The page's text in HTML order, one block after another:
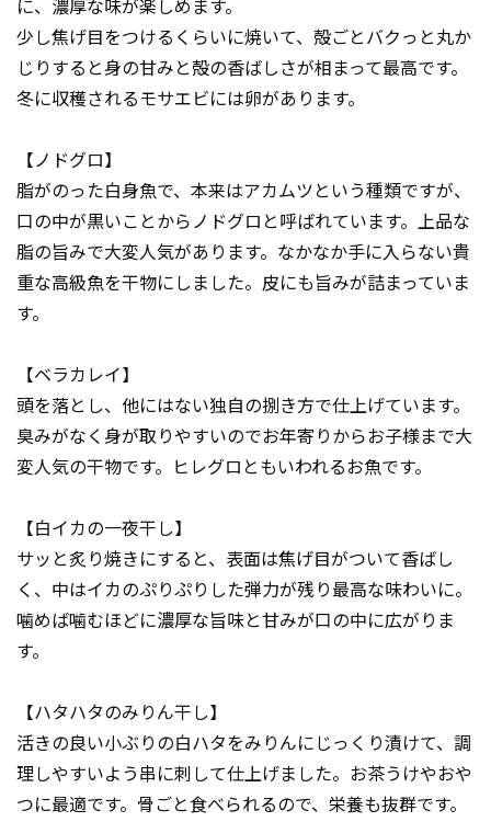
に、濃厚な味が楽しめます。
少し焦げ目をつけるくらいに焼いて、殻ごとバクっと丸か
じりすると身の甘みと殻の香ばしさが相まって最高です。
冬に収穫されるモサエビには卵があります。
【ノドグロ】
脂がのった白身魚で、本来はアカムツという種類ですが、
口の中が黒いことからノドグロと呼ばれています。上品な
脂の旨みで大変人気があります。なかなか手に入らない貴
重な高級魚を干物にしました。皮にも旨みが詰まっていま
す。
【ベラカレイ】
頭を落とし、他にはない独自の捌き方で仕上げています。
臭みがなく身が取りやすいのでお年寄りからお子様まで大
変人気の干物です。ヒレグロともいわれるお魚です。
【白イカの一夜干し】
サッと炙り焼きにすると、表面は焦げ目がついて香ばし
く、中はイカのぷりぷりした弾力が残り最高な味わいに。
噛めば噛むほどに濃厚な旨味と甘みが口の中に広がりま
す。
【ハタハタのみりん干し】
活きの良い小ぶりの白ハタをみりんにじっくり漬けて、調
理しやすいよう串に刺して仕上げました。お茶うけやおや
つに最適です。骨ごと食べられるので、栄養も抜群です。